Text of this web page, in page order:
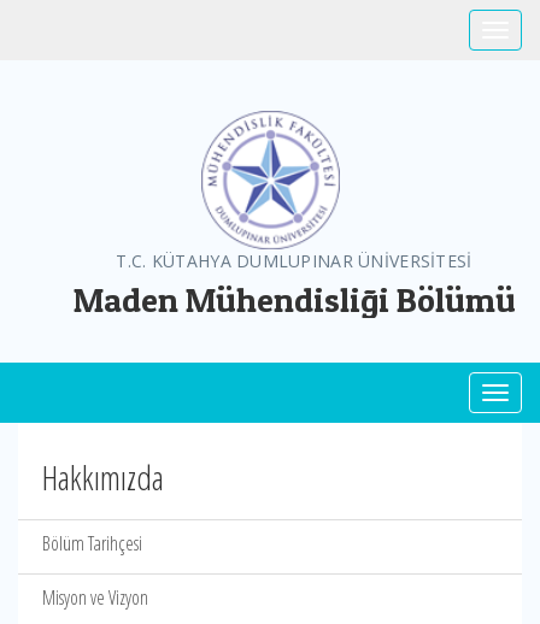
T.C. KÜTAHYA DUMLUPINAR ÜNİVERSİTESİ
Maden Mühendisliği Bölümü
Hakkımızda
Bölüm Tarihçesi
Misyon ve Vizyon